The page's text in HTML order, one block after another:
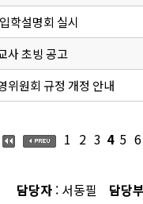
학설명회 실시
사 초빙 공고
위원회 규정 개정 안내
1 2 3 4 5 6
담당자 : 서동필 담당